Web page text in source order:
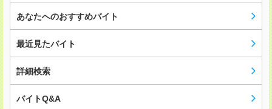
あなたへのおすすめバイト
最近見たバイト
詳細検索
バイトQ&A